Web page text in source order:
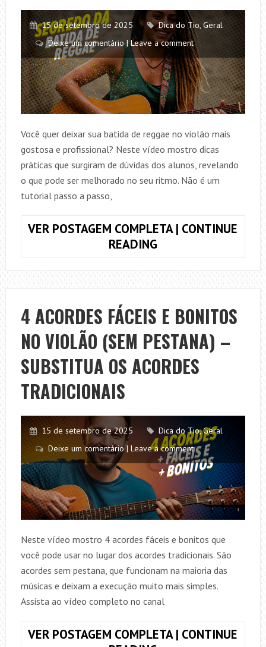
E
ACORDES
COMPLETOS
15 de setembro de 2025 Dica do Tio, Geral
Deixe um comentário | Leave a comment
Você quer deixar sua batida de reggae no violão mais
gostosa e profissional? Neste vídeo mostro dicas
práticas que surgiram de dúvidas dos alunos, revelando
o que pode ser melhorado no seu ritmo. Não é um
tutorial passo a passo,
VER POSTAGEM COMPLETA | CONTINUE
READINGSEGREDO
BATIDA
DE
REGGAE
NO
VIOLÃO
–
DEIXE
MAIS
GOSTOSA
4 ACORDES FÁCEIS E BONITOS
NO VIOLÃO (SEM PESTANA) –
SUBSTITUA OS ACORDES
TRADICIONAIS
15 de setembro de 2025 Dica do Tio,Geral
Deixe um comentário | Leave a comment
Neste vídeo mostro 4 acordes fáceis e bonitos que
você pode usar no lugar dos acordes tradicionais. São
acordes sem pestana, que funcionam na maioria das
músicas e deixam a execução muito mais simples.
Assista ao vídeo completo no canal
VER POSTAGEM COMPLETA | CONTINUE